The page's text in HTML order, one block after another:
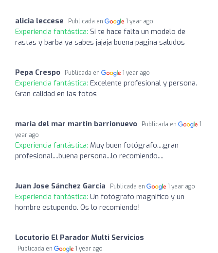
alicia leccese Publicada en 1 year ago
Experiencia fantástica: Si te hace falta un modelo de
rastas y barba ya sabes jajaja buena pagina saludos
Pepa Crespo Publicada en 1 year ago
Experiencia fantástica: Excelente profesional y persona.
Gran calidad en las fotos
maria del mar martin barrionuevo Publicada en
1
year ago
Experiencia fantástica: Muy buen fotógrafo....gran
profesional....buena persona...lo recomiendo....
Juan Jose Sánchez Garcia Publicada en 1 year ago
Experiencia fantástica: Un fotógrafo magnifico y un
hombre estupendo. Os lo recomiendo!
Locutorio El Parador Multi Servicios
Publicada en 1 year ago